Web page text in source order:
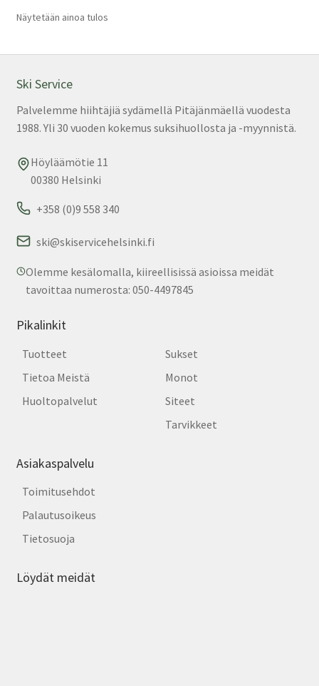
Näytetään ainoa tulos
Ski Service
Palvelemme hiihtäjiä sydämellä Pitäjänmäellä vuodesta
1988. Yli 30 vuoden kokemus suksihuollosta ja -myynnistä.
Höyläämötie 11
00380 Helsinki
+358 (0)9 558 340
ski@skiservicehelsinki.fi
Olemme kesälomalla, kiireellisissä asioissa meidät
tavoittaa numerosta: 050-4497845
Pikalinkit
Tuotteet
Tietoa Meistä
Huoltopalvelut
Sukset
Monot
Siteet
Tarvikkeet
Asiakaspalvelu
Toimitusehdot
Palautusoikeus
Tietosuoja
Löydät meidät